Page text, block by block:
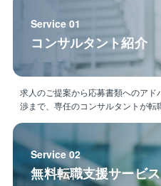
Service 01
コンサルタント紹介
求人のご提案から応募書類へのア
渉まで、専任のコンサルタントが転
Service 02
無料転職支援サービス